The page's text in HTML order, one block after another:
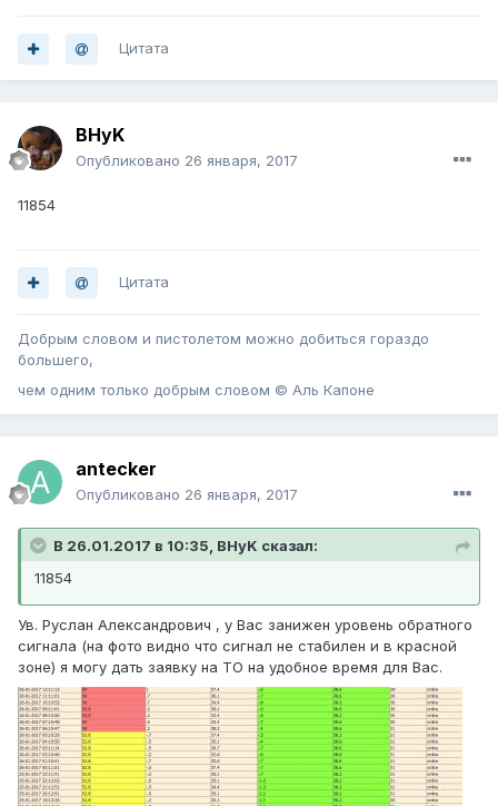
Цитата
BHyK
Опубликовано 26 января, 2017
11854
Цитата
Добрым словом и пистолетом можно добиться гораздо
большего,
чем одним только добрым словом © Аль Капоне
antecker
Опубликовано 26 января, 2017
В 26.01.2017 в 10:35, BHyK сказал:
11854
Ув. Руслан Александрович , у Вас занижен уровень обратного
сигнала (на фото видно что сигнал не стабилен и в красной
зоне) я могу дать заявку на ТО на удобное время для Вас.